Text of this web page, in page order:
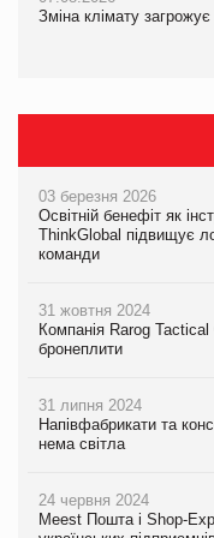
Зміна клімату
EVA.UA запустила
03 березня 2026
Освітній бенефіт як
ThinkGlobal підвищує
команди
31 жовтня 2024
Компанія Rarog Tactical
бронеплити
31 липня 2024
Напівфабрикати та
нема світла
24 червня 2024
Meest Пошта і Shop-